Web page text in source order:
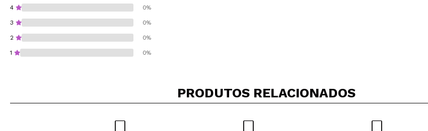
4 0%
3 0%
2 0%
1 0%
PRODUTOS RELACIONADOS